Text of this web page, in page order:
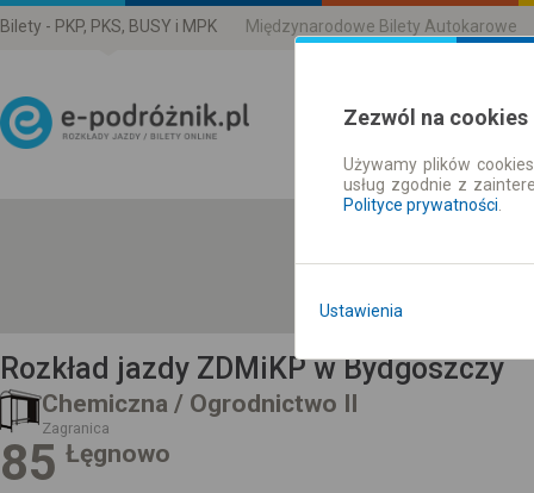
Bilety - PKP, PKS, BUSY i MPK Międzynarodowe Bilety Autokarowe
Rozkład Jazdy | Bilety
Rozkład jazdy ZDMiKP w Bydgoszczy
Chemiczna / Ogrodnictwo II
Zagranica
85 Łęgnowo
Zezwól na cookies
Używamy plików
usług zgodnie z
Polityce prywatności
Ustawienia